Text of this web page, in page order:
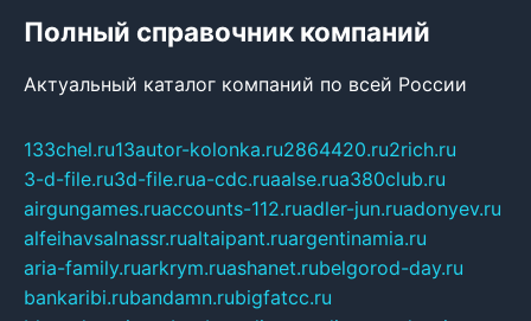
Полный справочник компаний
Актуальный каталог компаний по всей России
133chel.ru13autor-kolonka.ru2864420.ru2rich.ru
3-d-file.ru3d-file.rua-cdc.ruaalse.rua380club.ru
airgungames.ruaccounts-112.ruadler-jun.ruadonyev.ru
alfeihavsalnassr.rualtaipant.ruargentinamia.ru
aria-family.ruarkrym.ruashanet.rubelgorod-day.ru
bankaribi.rubandamn.rubigfatcc.ru